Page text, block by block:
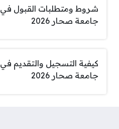
شروط ومتطلبات القبول في
جامعة صحار 2026
كيفية التسجيل والتقديم في
جامعة صحار 2026